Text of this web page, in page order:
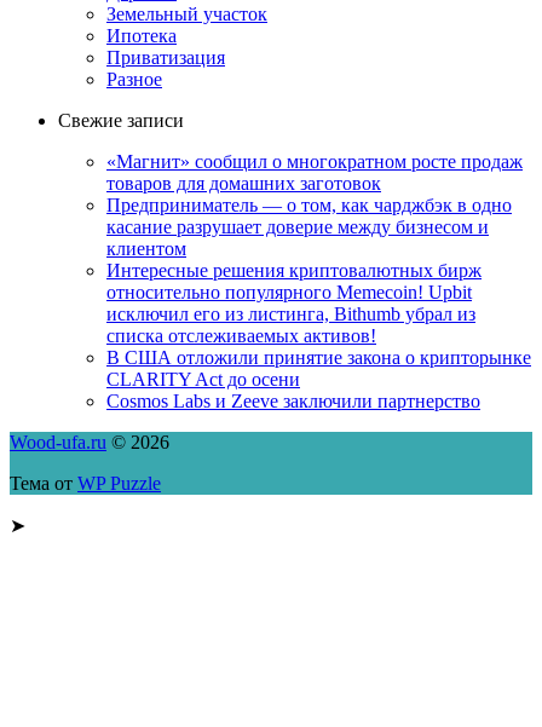
Земельный участок
Ипотека
Приватизация
Разное
Свежие записи
«Магнит» сообщил о многократном росте продаж
товаров для домашних заготовок
Предприниматель — о том, как чарджбэк в одно
касание разрушает доверие между бизнесом и
клиентом
Интересные решения криптовалютных бирж
относительно популярного Memecoin! Upbit
исключил его из листинга, Bithumb убрал из
списка отслеживаемых активов!
В США отложили принятие закона о крипторынке
CLARITY Act до осени
Cosmos Labs и Zeeve заключили партнерство
Wood-ufa.ru © 2026
Тема от WP Puzzle
➤